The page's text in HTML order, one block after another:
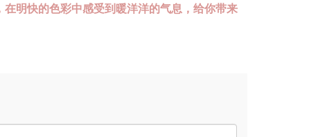
明快的色彩中感受到暖洋洋的气息，给你带来